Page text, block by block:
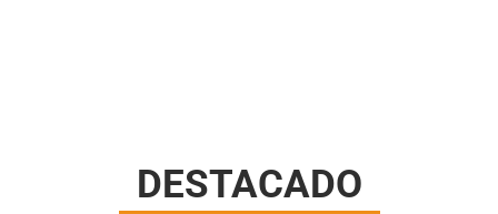
DESTACADO